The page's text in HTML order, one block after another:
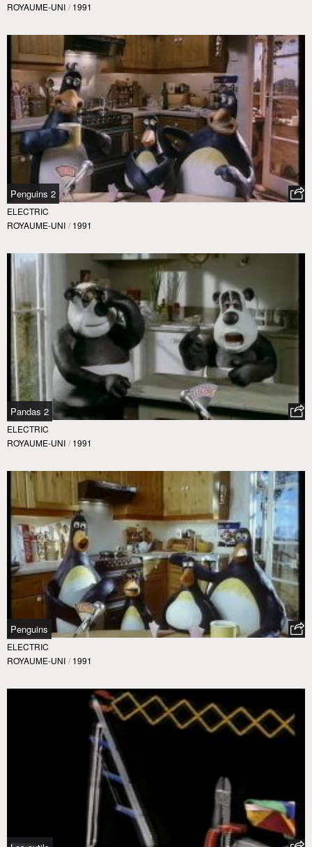
ROYAUME-UNI / 1991
Penguins 2
ELECTRIC
ROYAUME-UNI / 1991
Pandas 2
ELECTRIC
ROYAUME-UNI / 1991
Penguins
ELECTRIC
ROYAUME-UNI / 1991